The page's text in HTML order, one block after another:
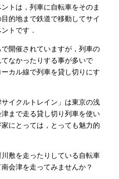
トは，列車に自転車をそのま
的地まで鉄道で移動してサイ
トです．
開催されていますが，列車の
なかったりする事が多いで
カル線で列車を貸し切りにす
イクルトレイン」は東京の浅
まで走る貸し切り列車を使い
にとっては，とっても魅力的
敷を走ったりしている自転車
会津を走ってみませんか？